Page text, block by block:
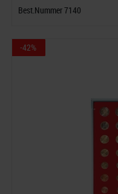
Best.Nummer 7140
-42%